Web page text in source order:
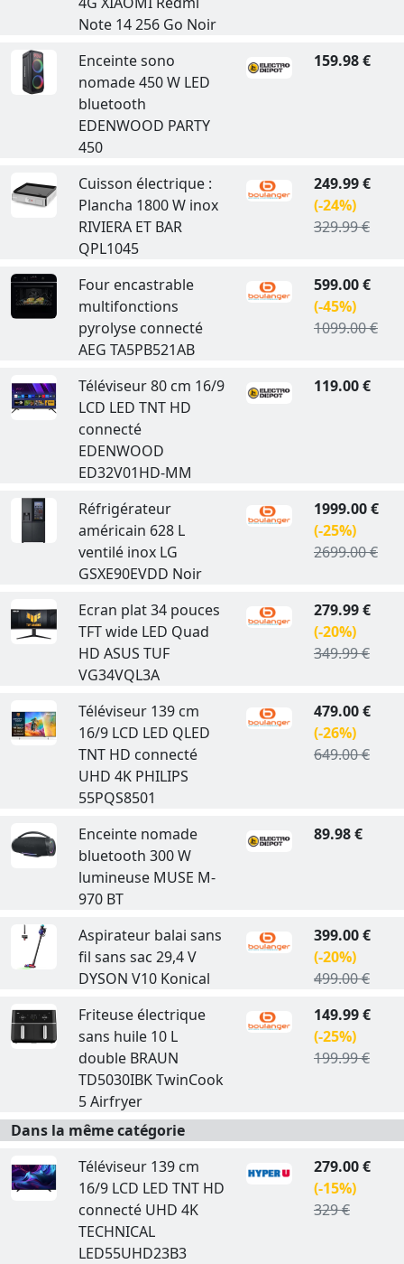
Note 14 256 Go Noir
Enceinte sono
nomade 450 W LED
bluetooth
EDENWOOD PARTY
450
159.98 €
Cuisson électrique :
Plancha 1800 W inox
RIVIERA ET BAR
QPL1045
249.99 €
(-24%)
329.99 €
Four encastrable
multifonctions
pyrolyse connecté
AEG TA5PB521AB
599.00 €
(-45%)
1099.00 €
Téléviseur 80 cm 16/9
LCD LED TNT HD
connecté
EDENWOOD
ED32V01HD-MM
119.00 €
Réfrigérateur
américain 628 L
ventilé inox LG
GSXE90EVDD Noir
1999.00 €
(-25%)
2699.00 €
Ecran plat 34 pouces
TFT wide LED Quad
HD ASUS TUF
VG34VQL3A
279.99 €
(-20%)
349.99 €
Téléviseur 139 cm
16/9 LCD LED QLED
TNT HD connecté
UHD 4K PHILIPS
55PQS8501
479.00 €
(-26%)
649.00 €
Enceinte nomade
bluetooth 300 W
lumineuse MUSE M-
970 BT
89.98 €
Aspirateur balai sans
fil sans sac 29,4 V
DYSON V10 Konical
399.00 €
(-20%)
499.00 €
Friteuse électrique
sans huile 10 L
double BRAUN
TD5030IBK TwinCook
5 Airfryer
149.99 €
(-25%)
199.99 €
Dans la même catégorie
Téléviseur 139 cm
16/9 LCD LED TNT HD
connecté UHD 4K
TECHNICAL
LED55UHD23B3
279.00 €
(-15%)
329 €